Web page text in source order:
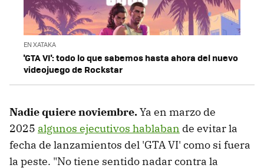
EN XATAKA
'GTA VI': todo lo que sabemos hasta ahora del nuevo
videojuego de Rockstar
Nadie quiere noviembre.Ya en marzo de
2025 algunos ejecutivos hablaban de evitar la
fecha de lanzamientos del 'GTA VI' como si fuera
la peste. "No tiene sentido nadar contra la